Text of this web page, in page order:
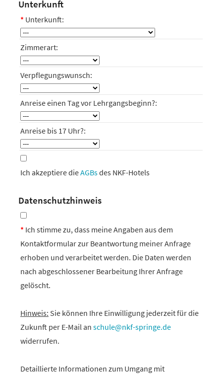
Unterkunft
* Unterkunft:
Zimmerart:
Verpflegungswunsch:
Anreise einen Tag vor Lehrgangsbeginn?:
Anreise bis 17 Uhr?:
Ich akzeptiere dieAGBsdes NKF-Hotels
Datenschutzhinweis
* Ich stimme zu, dass meine Angaben aus dem
Kontaktformular zur Beantwortung meiner Anfrage
erhoben und verarbeitet werden. Die Daten werden
nach abgeschlossener Bearbeitung Ihrer Anfrage
gelöscht.
Hinweis: Sie können Ihre Einwilligung jederzeit für die
Zukunft per E-Mail an schule@nkf-springe.de
widerrufen.
Detaillierte Informationen zum Umgang mit